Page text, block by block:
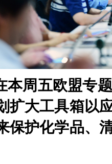
本周五欧盟专
扩大工具箱以
保护化学品、